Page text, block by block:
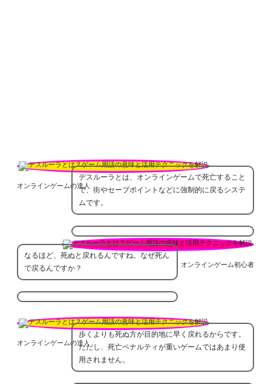
オンラインゲームの達人
デスルーラとは、オンラインゲームで死亡すること
で、街やセーブポイントなどに強制的に戻るシステ
ムです。
オンラインゲーム初心者
なるほど、死ぬと戻れるんですね。なぜ死ん
で戻るんですか？
オンラインゲームの達人
歩くよりも死ぬ方が目的地に早く戻れるからです。
ただし、死亡ペナルティが重いゲームではあまり使
用されません。